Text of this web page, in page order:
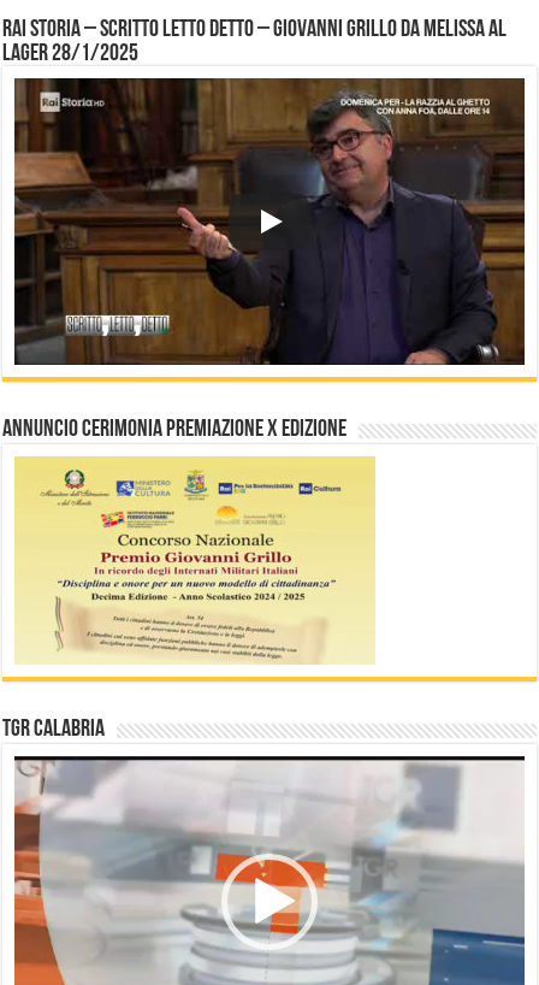
Rai Storia – Scritto letto detto – Giovanni Grillo da Melissa al
Lager 28/1/2025
Annuncio Cerimonia Premiazione X Edizione
TGR Calabria
Video
Player